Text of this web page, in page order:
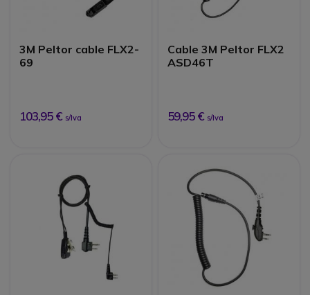
3M Peltor cable FLX2-
69
103,95 € s/Iva
Cable 3M Peltor FLX2
ASD46T
59,95 € s/Iva